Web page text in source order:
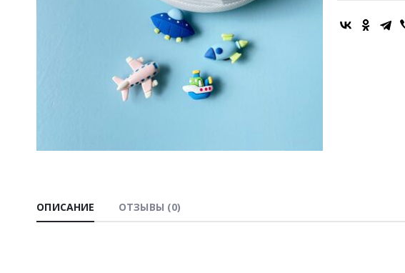
SHARE:
ОПИСАНИЕ ОТЗЫВЫ (0)